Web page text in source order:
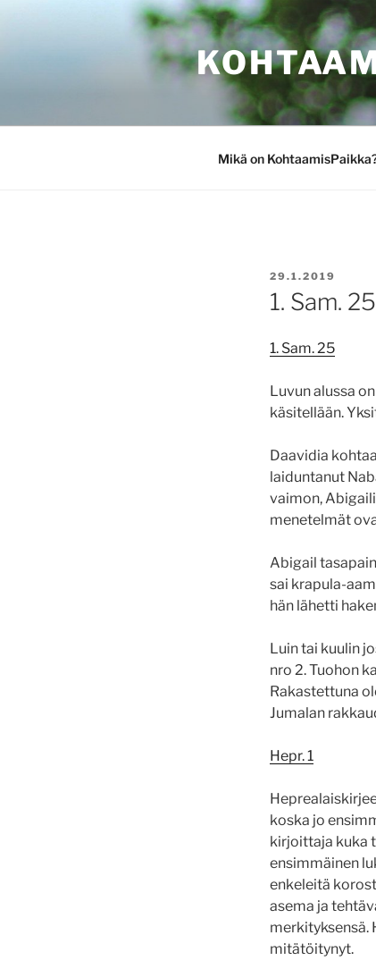
Mikä on
JULKAISTU
29.1.2019
1. Sam.
1. Sam. 25
Luvun alussa
käsitellään.
Daavidia
laiduntanut
vaimon,
menetelmät
Abigail
sai krapula-
hän lähetti
Luin tai kuulin
nro 2. Tuohon
Rakastettuna
Jumalan
Hepr. 1
koska jo
kirjoittaja kuka
ensimmäinen
enkeleitä
asema ja
merkityksensä.
mitätöitynyt.